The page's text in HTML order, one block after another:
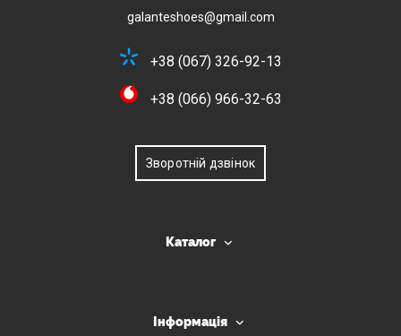
galanteshoes@gmail.com
+38 (067) 326-92-13
+38 (066) 966-32-63
Зворотній дзвінок
Каталог
Інформація